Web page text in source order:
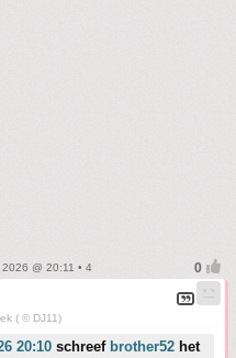
@ 20:11 • 4
( © DJ11)
20:10 schreef brother52 het